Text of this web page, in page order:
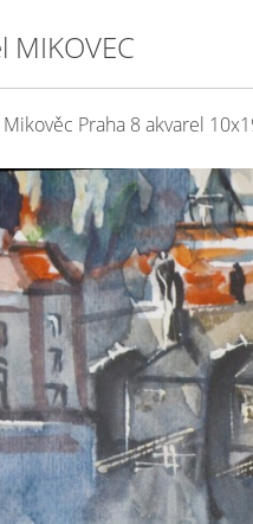
MIKOVEC
Praha 8 akvarel